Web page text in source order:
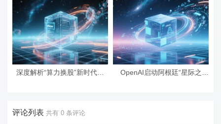
深度解析“算力换股”新时代：
OpenAI启动阿根廷“星际之
评论列表 共有 0 条评论